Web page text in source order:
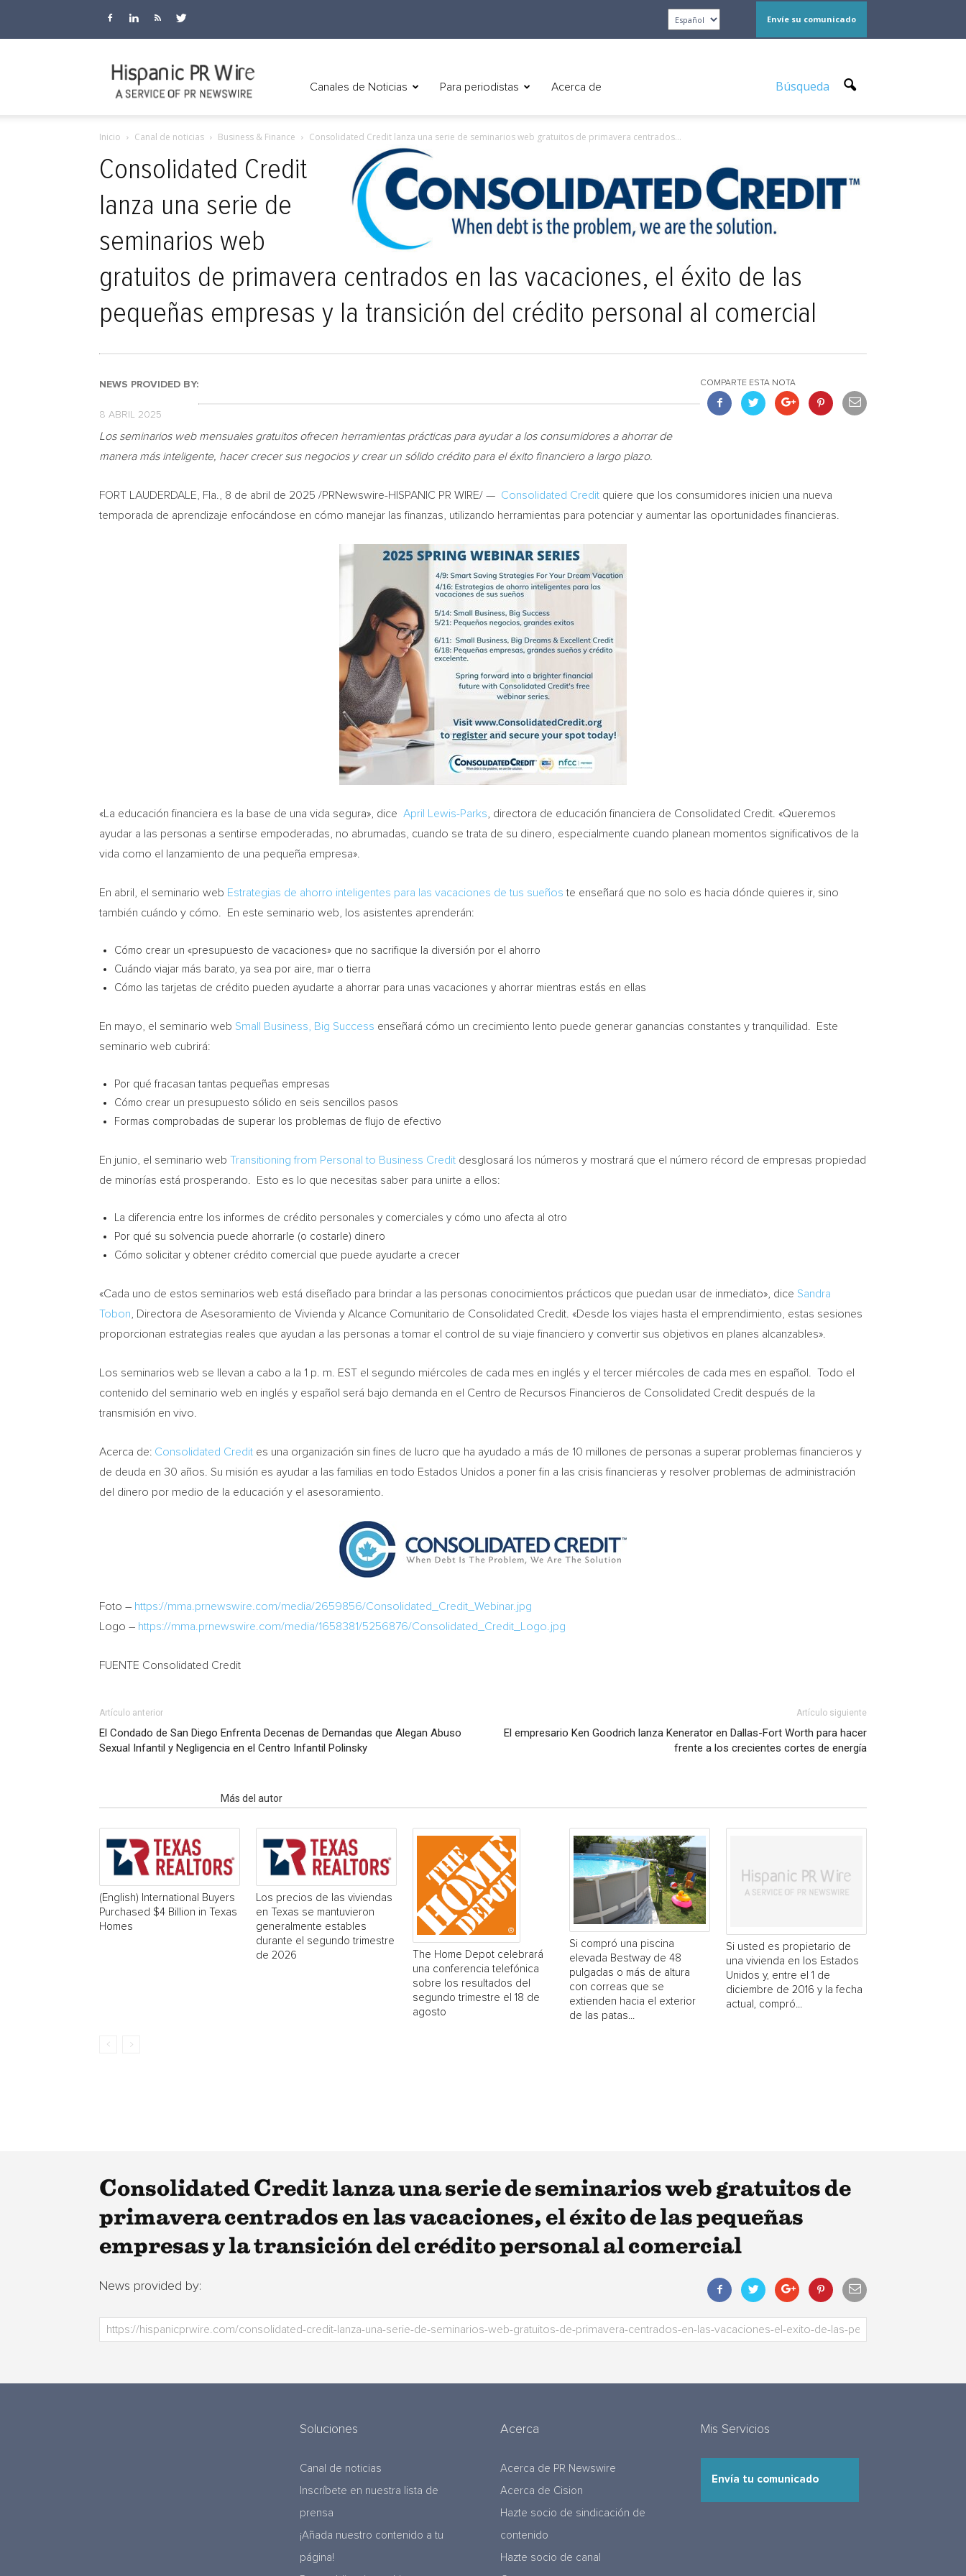
Envíe su comunicado
Canales de Noticias Para periodistas Acerca de Búsqueda
Inicio Canal de noticias Business & Finance Consolidated Credit lanza una serie de seminarios web gratuitos de primavera centrados...
Consolidated Credit
lanza una serie de
seminarios web
gratuitos de primavera centrados en las vacaciones, el éxito de las
pequeñas empresas y la transición del crédito personal al comercial
NEWS PROVIDED BY:
8 ABRIL 2025
COMPARTE ESTA NOTA
Los seminarios web mensuales gratuitos ofrecen herramientas prácticas para ayudar a los consumidores a ahorrar de
manera más inteligente, hacer crecer sus negocios y crear un sólido crédito para el éxito financiero a largo plazo.
FORT LAUDERDALE, Fla. 8 de abril de 2025 /PRNewswire-HISPANIC PR WIRE/ — Consolidated Credit quiere que los consumidores inicien una nueva
temporada de aprendizaje enfocándose en cómo manejar las finanzas, utilizando herramientas para potenciar y aumentar las oportunidades financieras.
«La educación financiera es la base de una vida segura», dice April Lewis-Parks , directora de educación financiera de Consolidated Credit. «Queremos
ayudar a las personas a sentirse empoderadas, no abrumadas, cuando se trata de su dinero, especialmente cuando planean momentos significativos de la
vida como el lanzamiento de una pequeña empresa».
En abril, el seminario web Estrategias de ahorro inteligentes para las vacaciones de tus sueñoste enseñará que no solo es hacia dónde quieres ir, sino
también cuándo y cómo. En este seminario web, los asistentes aprenderán:
Cómo crear un «presupuesto de vacaciones» que no sacrifique la diversión por el ahorro
Cuándo viajar más barato, ya sea por aire, mar o tierra
Cómo las tarjetas de crédito pueden ayudarte a ahorrar para unas vacaciones y ahorrar mientras estás en ellas
En mayo, el seminario web Small Business, Big Success enseñará cómo un crecimiento lento puede generar ganancias constantes y tranquilidad. Este
seminario web cubrirá:
Por qué fracasan tantas pequeñas empresas
Cómo crear un presupuesto sólido en seis sencillos pasos
Formas comprobadas de superar los problemas de flujo de efectivo
En junio, el seminario web Transitioning from Personal to Business Credit desglosará los números y mostrará que el número récord de empresas propiedad
de minorías está prosperando.
Esto es lo que necesitas saber para unirte a ellos:
La diferencia entre los informes de crédito personales y comerciales y cómo uno afecta al otro
Por qué su solvencia puede ahorrarle (o costarle) dinero
Cómo solicitar y obtener crédito comercial que puede ayudarte a crecer
«Cada uno de estos seminarios web está diseñado para brindar a las personas conocimientos prácticos que puedan usar de inmediato», dice Sandra
Tobon , Directora de Asesoramiento de Vivienda y Alcance Comunitario de Consolidated Credit. «Desde los viajes hasta el emprendimiento, estas sesiones
proporcionan estrategias reales que ayudan a las personas a tomar el control de su viaje financiero y convertir sus objetivos en planes alcanzables».
Los seminarios web se llevan a cabo a la 1 p. m. EST el segundo miércoles de cada mes en inglés y el tercer miércoles de cada mes en español. Todo el
contenido del seminario web en inglés y español será bajo demanda en el Centro de Recursos Financieros de Consolidated Credit después de la
transmisión en vivo.
Acerca de: Consolidated Credit es una organización sin fines de lucro que ha ayudado a más de 10 millones de personas a superar problemas financieros y
de deuda en 30 años. Su misión es ayudar a las familias en todo Estados Unidos a poner fin a las crisis financieras y resolver problemas de administración
del dinero por medio de la educación y el asesoramiento.
Foto – https://mma.prnewswire.com/media/2659856/Consolidated_Credit_Webinar.jpg
Logo – https://mma.prnewswire.com/media/1658381/5256876/Consolidated_Credit_Logo.jpg
FUENTE Consolidated Credit
Artículo anterior
El Condado de San Diego Enfrenta Decenas de Demandas que Alegan Abuso
Sexual Infantil y Negligencia en el Centro Infantil Polinsky
Artículo siguiente
El empresario Ken Goodrich lanza Kenerator en Dallas-Fort Worth para hacer
frente a los crecientes cortes de energía
Más del autor
(English) International Buyers
Purchased $4 Billion in Texas
Homes
Los precios de las viviendas
en Texas se mantuvieron
generalmente estables
durante el segundo trimestre
de 2026
The Home Depot celebrará
una conferencia telefónica
sobre los resultados del
segundo trimestre el 18 de
agosto
Si compró una piscina
elevada Bestway de 48
pulgadas o más de altura
con correas que se
extienden hacia el exterior
de las patas...
Si usted es propietario de
una vivienda en los Estados
Unidos y, entre el 1 de
diciembre de 2016 y la fecha
actual, compró...
Consolidated Credit lanza una serie de seminarios web gratuitos de
primavera centrados en las vacaciones, el éxito de las pequeñas
empresas y la transición del crédito personal al comercial
News provided by:
Soluciones
Canal de noticias
Inscríbete en nuestra lista de
prensa
¡Añada nuestro contenido a tu
página!
Acerca
Acerca de PR Newswire
Acerca de Cision
Hazte socio de sindicación de
contenido
Hazte socio de canal
Mis Servicios
Envía tu comunicado